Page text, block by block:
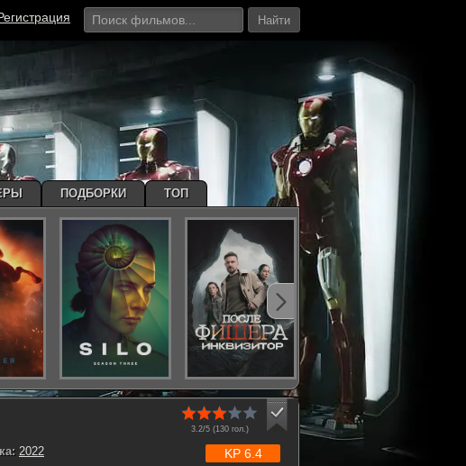
Найти
3.2/5 (130гол.)
2022
KP 6.4
ПОДБОРКИ ТОП